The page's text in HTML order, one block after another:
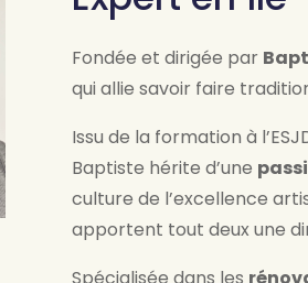
Fondée et dirigée par
qui allie savoir faire
Issu de la formation à
Baptiste hérite d’une
culture de l’excellence
apportent tout deux une